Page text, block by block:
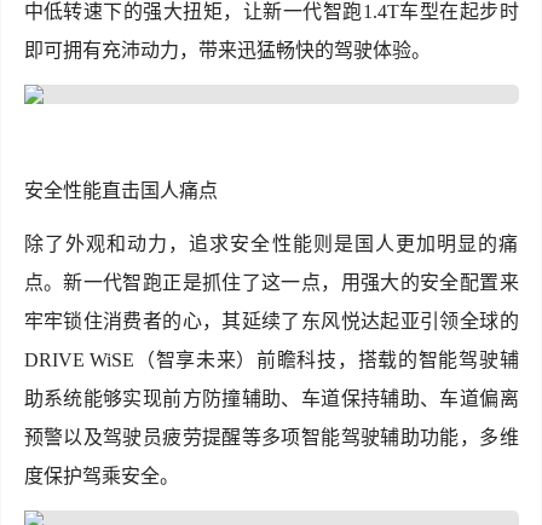
中低转速下的强大扭矩，让新一代智跑1.4T车型在起步时
即可拥有充沛动力，带来迅猛畅快的驾驶体验。
安全性能直击国人痛点
除了外观和动力，追求安全性能则是国人更加明显的痛
点。新一代智跑正是抓住了这一点，用强大的安全配置来
牢牢锁住消费者的心，其延续了东风悦达起亚引领全球的
DRIVE WiSE（智享未来）前瞻科技，搭载的智能驾驶辅
助系统能够实现前方防撞辅助、车道保持辅助、车道偏离
预警以及驾驶员疲劳提醒等多项智能驾驶辅助功能，多维
度保护驾乘安全。